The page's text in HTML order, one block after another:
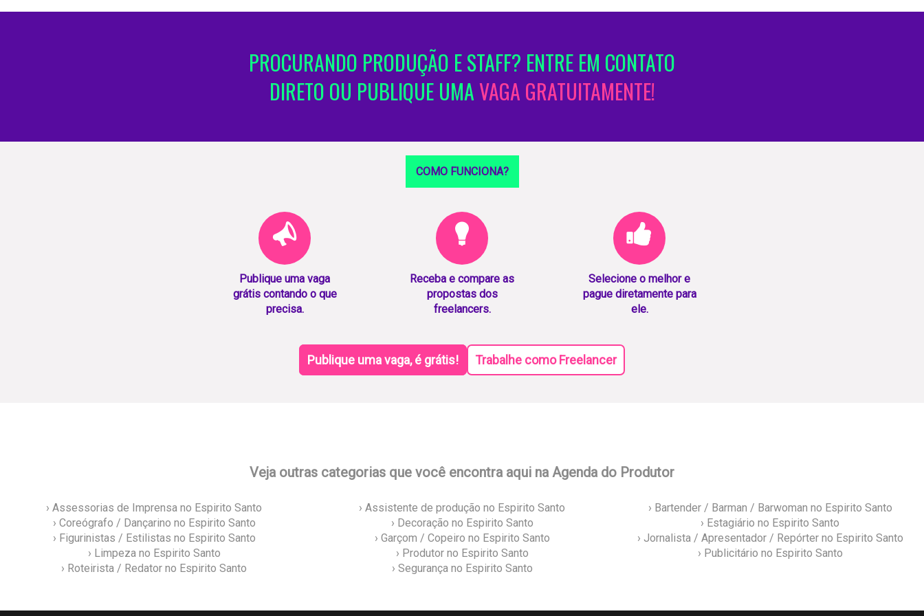
PROCURANDO PRODUÇÃO E STAFF? ENTRE EM CONTATO
DIRETO OU PUBLIQUE UMAVAGA GRATUITAMENTE!
COMO FUNCIONA?
Publique uma vaga
grátis contando o que
precisa.
Receba e compare as
propostas dos
freelancers.
Selecione o melhor e
pague diretamente para
ele.
Publique uma vaga, é grátis! Trabalhe como Freelancer
Veja outras categorias que você encontra aqui na Agenda do Produtor
› Assessorias de Imprensa no Espirito Santo › Assistente de produção no Espirito Santo
› Bartender / Barman / Barwoman no Espirito Santo
› Coreógrafo / Dançarino no Espirito Santo
› Decoração no Espirito Santo
› Estagiário no Espirito Santo
› Figurinistas / Estilistas no Espirito Santo
› Garçom / Copeiro no Espirito Santo
› Jornalista / Apresentador / Repórter no Espirito Santo
› Limpeza no Espirito Santo
› Produtor no Espirito Santo
› Publicitário no Espirito Santo
› Roteirista / Redator no Espirito Santo
› Segurança no Espirito Santo